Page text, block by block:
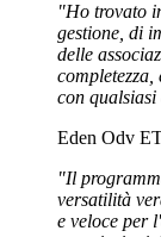
"Ho trovato
gestione, di
delle
completezza,
con
Eden Odv
"Il
versatilità
e veloce per